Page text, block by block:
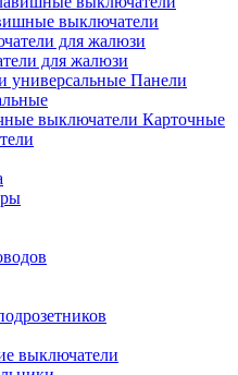
выключатели
для жалюзи
Панели
Карточные
выключатели